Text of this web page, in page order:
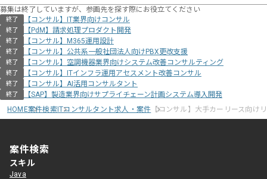
募集は終了していますが、参画先を探す際にお役立てください
終了 【コンサル】IT業界向けコンサル
終了 【PdM】請求処理プロダクト開発
終了 【コンサル】M365運用設計
終了 【コンサル】公共系一般社団法人向けPBX更改支援
終了 【コンサル】空調機器業界向けシステム改善コンサルティング
終了 【コンサル】ITインフラ運用アセスメント改善コンサル
終了 【コンサル】AI活用コンサルタント
終了
【SAP】製造業界向けサプライチェーン計画システム導入開発
HOME案件検索ITコンサルタント求人・案件 【コンサル】大手カーリース向け
案件検索
スキル
Java